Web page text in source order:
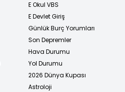
E Okul VBS
E Devlet Giriş
Günlük Burç Yorumları
Son Depremler
Hava Durumu
Yol Durumu
2026 Dünya Kupası
Astroloji